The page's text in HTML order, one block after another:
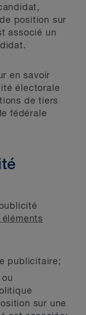
position sur
associé un
en savoir
électorale
de tiers
fédérale
publicitaire;
sur une